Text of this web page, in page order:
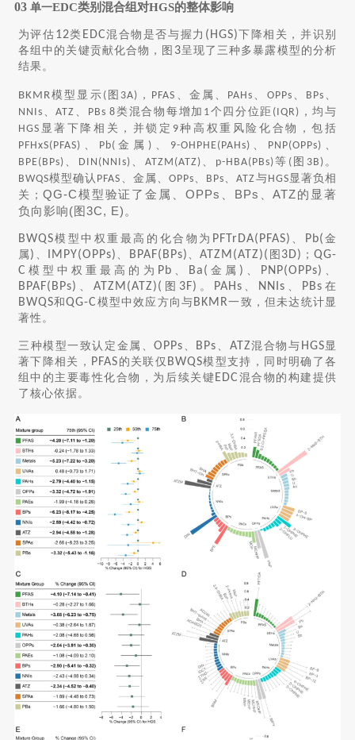
03 单一EDC类别混合组对HGS的整体影响
为评估 12类 EDC混合物是否与握力 (HGS)下降相关，并识别
各组中的关键贡献化合物，图 3呈现了三种多暴露模型的分析
结果。
BKMR模型显示 ( 图 3A) ， PFAS 、金属、 PAHs 、 OPPs 、 BPs 、
NNIs 、ATZ 、 PBs 8类混合物每增加 1个四分位距 (IQR) ，均与
HGS 显著下降相关，并锁定 9种高权重风险化合物，包括
PFHxS(PFAS) 、 Pb( 金属) 、 9-OHPHE(PAHs) 、 PNP(OPPs) 、
BPE(BPs) 、 DIN(NNIs) 、 ATZM(ATZ) 、 p-HBA(PBs)等 ( 图 3B) 。
BWQS模型确认 PFAS 、金属、OPPs 、 BPs 、ATZ与HGS显著负相
关； QG-C模型验证了金属、OPPs、BPs、ATZ的显著
负向影响(图3C, E)。
BWQS模型中权重最高的化合物为 PFTrDA(PFAS) 、 Pb( 金
属 ) 、 IMPY(OPPs) 、 BPAF(BPs) 、ATZM(ATZ)( 图 3D) ；QG-
C 模型中权重最高的为 Pb 、 Ba( 金属 ) 、 PNP(OPPs) 、
BPAF(BPs) 、 ATZM(ATZ)( 图 3F) 。 PAHs 、 NNIs 、 PBs 在
BWQS和QG-C 模型中效应方向与 BKMR一致，但未达统计显
著性。
三种模型一致认定金属、OPPs 、 BPs 、 ATZ混合物与 HGS显
著下降相关， PFAS 的关联仅 BWQS模型支持，同时明确了各
组中的主要毒性化合物，为后续关键 EDC 混合物的构建提供
了核心依据。